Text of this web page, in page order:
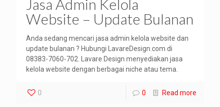
Jasa Admin Kelola
Website – Update Bulanan
Anda sedang mencari jasa admin kelola website dan
update bulanan ? Hubungi LavareDesign.com di
08383-7060-702. Lavare Design menyediakan jasa
kelola website dengan berbagai niche atau tema.
0 0 Read more